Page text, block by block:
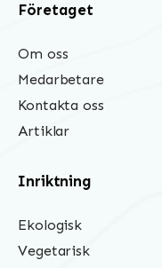
Företaget
Om oss
Medarbetare
Kontakta oss
Artiklar
Inriktning
Ekologisk
Vegetarisk